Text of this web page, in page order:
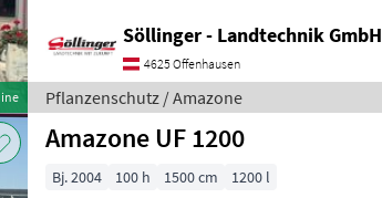
Söllinger - Landtechnik GmbH
4625 Offenhausen
Pflanzenschutz / Amazone
Amazone UF 1200
Bj. 2004 100 h 1500 cm 1200 l